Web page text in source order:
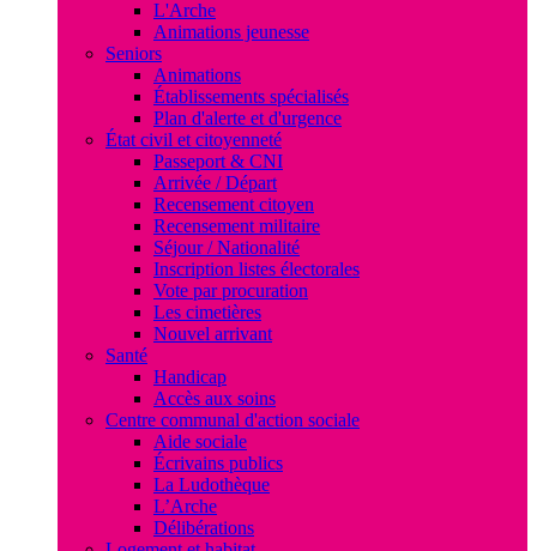
L'Arche
Animations jeunesse
Seniors
Animations
Établissements spécialisés
Plan d'alerte et d'urgence
État civil et citoyenneté
Passeport & CNI
Arrivée / Départ
Recensement citoyen
Recensement militaire
Séjour / Nationalité
Inscription listes électorales
Vote par procuration
Les cimetières
Nouvel arrivant
Santé
Handicap
Accès aux soins
Centre communal d'action sociale
Aide sociale
Écrivains publics
La Ludothèque
L’Arche
Délibérations